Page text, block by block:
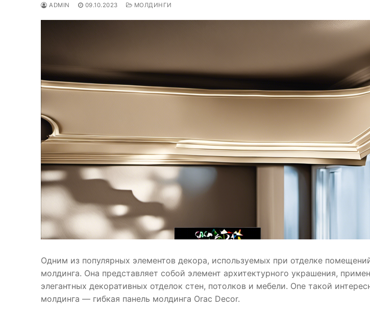
ADMIN 09.10.2023 МОЛДИНГИ
Одним из популярных элементов декора, используемых при отделке
молдинга. Она представляет собой элемент архитектурного украшения,
элегантных декоративных отделок стен, потолков и мебели. Оne такой
молдинга — гибкая панель молдинга Orac Decor.